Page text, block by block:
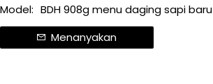
Model: BDH 908g menu daging sapi baru
Menanyakan